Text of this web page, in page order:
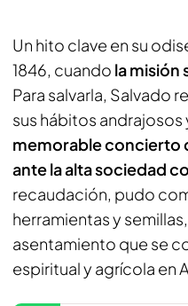
Un hito clave en su
1846, cuando la misión
Para salvarla, Salvado
sus hábitos andrajosos
memorable concierto
ante la alta sociedad
recaudación, pudo
herramientas y
asentamiento que se
espiritual y agrícola en